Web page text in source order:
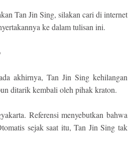
Tan Jin Sing, silakan cari di internet
ke dalam tulisan ini.
akhirnya, Tan Jin Sing kehilangan
ditarik kembali oleh pihak kraton.
Referensi menyebutkan bahwa
sejak saat itu, Tan Jin Sing tak